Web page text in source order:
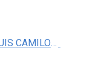
DR. LUIS CAMILO RIOS CASTAÃ‘EDA